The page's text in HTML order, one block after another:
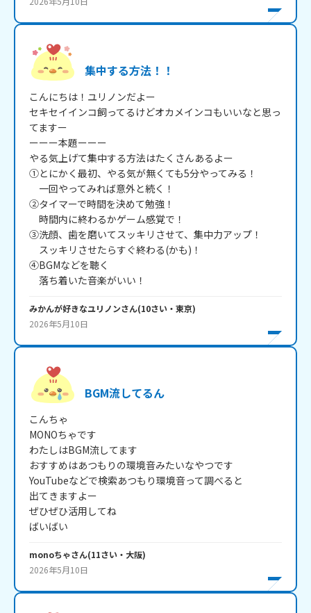
集中する方法！！
こんにちは！ユリノンだよー
セキセイインコ飼ってるけどオカメインコもいいなと思っ
てますー
ーーー本題ーーー
やる気上げて集中する方法はたくさんあるよー
①とにかく最初、やる気が無くても5分やってみる！
一回やってみれば意外と続く！
②タイマーで時間を決めて勉強！
時間内に終わるかゲーム感覚で！
③洗顔、歯を磨いてスッキリさせて、集中力アップ！
スッキリさせたらすぐ終わる(かも)！
④BGMなどを聴く
落ち着いた音楽がいい！
みかんが好きなユリノンさん(10さい・ 東京)
2026年5月10日
BGM流してるん
こんちゃ
MONOちゃです
わたしはBGM流してます
おすすめはあつもりの環境音みたいなやつです
YouTubeなどで検索あつもり環境音って調べると
出てきますよー
ぜひぜひ活用してね
monoちゃさん(11さい・ 大阪)
2026年5月10日